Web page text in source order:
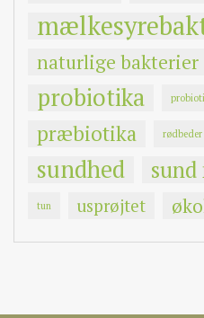
naturlige bakterier
probiotika
præbiotika rødbeder
sundhed sund
tun usprøjtet